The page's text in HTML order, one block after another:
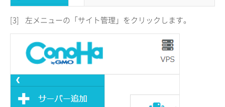
[3] 左メニューの「サイト管理」をクリックします。